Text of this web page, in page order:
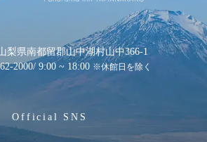
梨県南都留郡山中湖村山中366-1
2000/ 9:00 ~ 18:00 ※休館日を除く
Official SNS